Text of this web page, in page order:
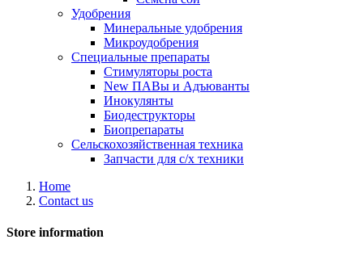
Удобрения
Минеральные удобрения
Микроудобрения
Специальные препараты
Стимуляторы роста
New ПАВы и Адъюванты
Инокулянты
Биодеструкторы
Биопрепараты
Сельскохозяйственная техника
Запчасти для с/х техники
Home
Contact us
Store information